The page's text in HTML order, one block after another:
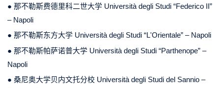
● 那不勒斯费德里科二世大学 Università degli Studi “Federico II”
– Napoli
● 那不勒斯东方大学 Università degli Studi “L'Orientale” – Napoli
● 那不勒斯帕萨诺普大学 Università degli Studi “Parthenope” –
Napoli
● 桑尼奥大学贝内文托分校 Università degli Studi del Sannio –